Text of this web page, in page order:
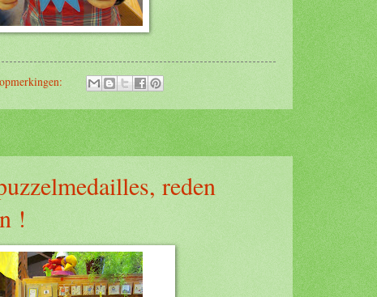
reden
!